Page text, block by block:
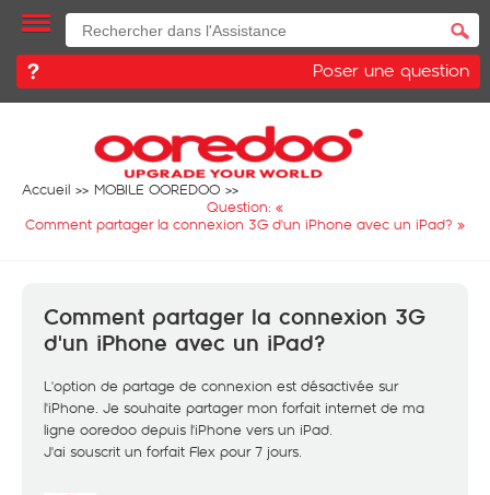
Poser une question
Accueil
MOBILE OOREDOO
Question: «
Comment partager la connexion 3G d'un iPhone avec un iPad? »
Comment partager la connexion 3G
d'un iPhone avec un iPad?
L'option de partage de connexion est désactivée sur
l'iPhone. Je souhaite partager mon forfait internet de ma
ligne ooredoo depuis l'iPhone vers un iPad.
J'ai souscrit un forfait Flex pour 7 jours.